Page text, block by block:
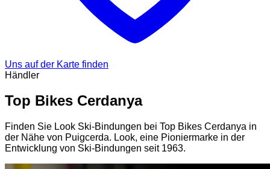
Uns auf der Karte finden
Händler
Top Bikes Cerdanya
Finden Sie Look Ski-Bindungen bei Top Bikes Cerdanya in
der Nähe von Puigcerda. Look, eine Pioniermarke in der
Entwicklung von Ski-Bindungen seit 1963.